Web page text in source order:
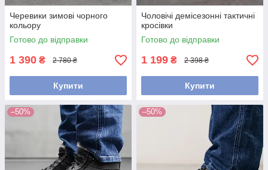
Черевики зимові чорного
кольору
Готово до відправки
1 390 ₴ 2 780 ₴
Купити
Чоловічі демісезонні тактичні
кросівки
Готово до відправки
1 199 ₴ 2 398 ₴
Купити
–50% –50%